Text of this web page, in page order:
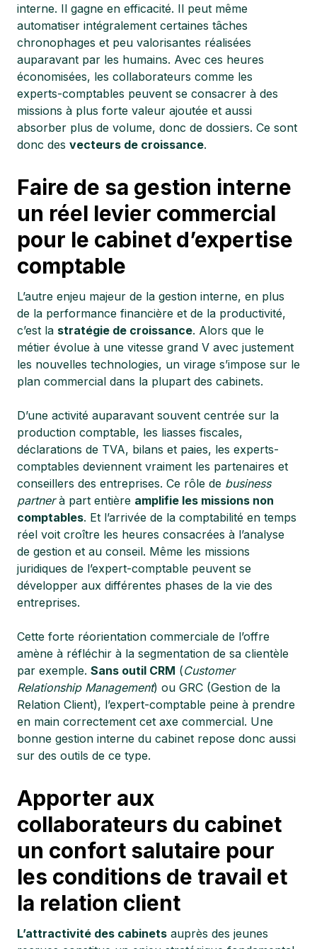
interne. Il gagne en efficacité. Il peut même
automatiser intégralement certaines tâches
chronophages et peu valorisantes réalisées
auparavant par les humains. Avec ces heures
économisées, les collaborateurs comme les
experts-comptables peuvent se consacrer à des
missions à plus forte valeur ajoutée et aussi
absorber plus de volume, donc de dossiers. Ce sont
donc des vecteurs de croissance.
Faire de sa gestion interne
un réel levier commercial
pour le cabinet d’expertise
comptable
L’autre enjeu majeur de la gestion interne, en plus
de la performance financière et de la productivité,
c’est la stratégie de croissance. Alors que le
métier évolue à une vitesse grand V avec justement
les nouvelles technologies, un virage s’impose sur le
plan commercial dans la plupart des cabinets.
D’une activité auparavant souvent centrée sur la
production comptable, les liasses fiscales,
déclarations de TVA, bilans et paies, les experts-
comptables deviennent vraiment les partenaires et
conseillers des entreprises. Ce rôle de business
partnerà part entière amplifie les missions non
comptables. Et l’arrivée de la comptabilité en temps
réel voit croître les heures consacrées à l’analyse
de gestion et au conseil. Même les missions
juridiques de l’expert-comptable peuvent se
développer aux différentes phases de la vie des
entreprises.
Cette forte réorientation commerciale de l’offre
amène à réfléchir à la segmentation de sa clientèle
par exemple. Sans outil CRM (Customer
Relationship Management) ou GRC (Gestion de la
Relation Client), l’expert-comptable peine à prendre
en main correctement cet axe commercial. Une
bonne gestion interne du cabinet repose donc aussi
sur des outils de ce type.
Apporter aux
collaborateurs du cabinet
un confort salutaire pour
les conditions de travail et
la relation client
L’attractivité des cabinets auprès des jeunes